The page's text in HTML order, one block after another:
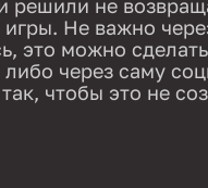
решили не
игры. Не важно
это можно
через саму
чтобы это не